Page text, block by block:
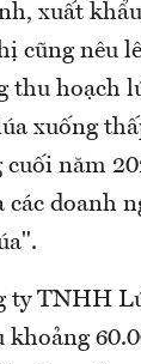
xuất
cũng nêu
thu hoạch
xuống
cuối năm
các doanh
ty TNHH